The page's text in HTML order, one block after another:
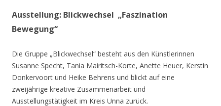
Ausstellung: Blickwechsel „Faszination
Bewegung“
Die Gruppe „Blickwechsel“ besteht aus den Künstlerinnen
Susanne Specht, Tania Mairitsch-Korte, Anette Heuer, Kerstin
Donkervoort und Heike Behrens und blickt auf eine
zweijährige kreative Zusammenarbeit und
Ausstellungstätigkeit im Kreis Unna zurück.